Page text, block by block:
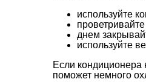
используйте
днем
используйте
Если кондиционера
поможет немного